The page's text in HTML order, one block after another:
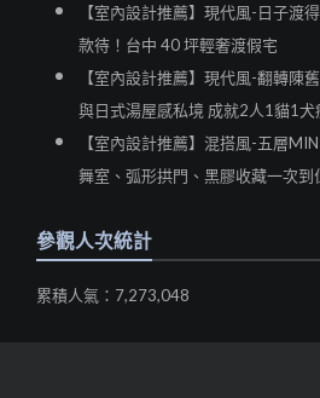
【室內設計推薦】現代風-日子渡
款待！台中 40 坪輕奢渡假宅
【室內設計推薦】現代風-翻轉陳
與日式湯屋感私境 成就2人1貓1犬
【室內設計推薦】混搭風-五層
舞室、弧形拱門、黑膠收藏一次
參觀人次統計
累積人氣：7,273,048